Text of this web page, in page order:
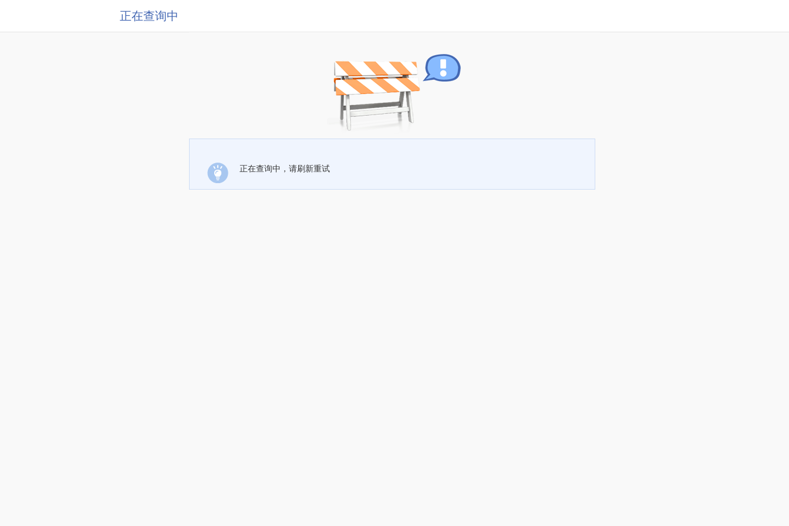
正在查询中
正在查询中，请刷新重试